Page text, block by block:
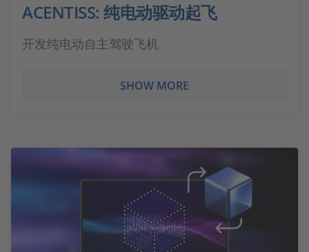
ACENTISS: 纯电动驱动起飞
开发纯电动自主驾驶飞机
SHOW MORE